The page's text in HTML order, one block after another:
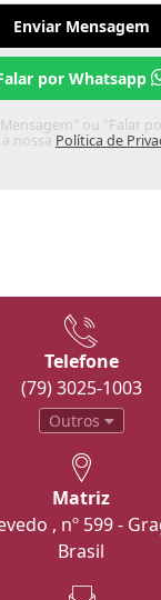
Enviar Mensagem
por Whatsapp
ou "Falar
nossa Política de
Telefone
(79) 3025-1003
Outros
Matriz
, nº 599 -
Brasil